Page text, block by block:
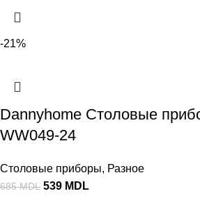
-21%
Dannyhome Столовые
WW049-24
Столовые приборы, Разное
685MDL 539 MDL